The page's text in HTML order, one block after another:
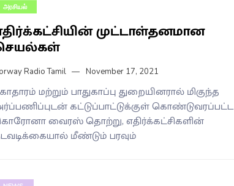
அரசியல்
முட்டாள்தனமான
Radio Tamil November 17, 2021
மற்றும் பாதுகாப்பு துறையினரால் மிகுந்த
கட்டுப்பாட்டுக்குள் கொண்டுவரப்பட்ட
வைரஸ் தொற்று, எதிர்க்கட்சிகளின்
மீண்டும் பரவும்